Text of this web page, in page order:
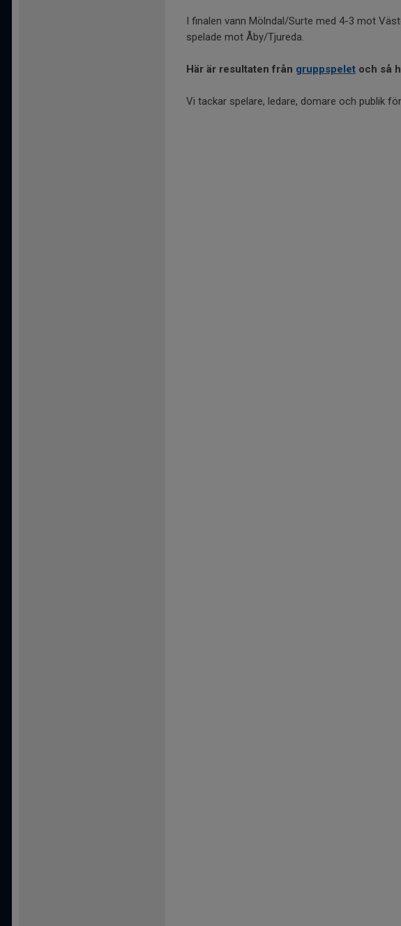
I finalen vann Mölndal/Surte med 4-3 mot
spelade mot Åby/Tjureda.
Här är resultaten från gruppspelet och så
Vi tackar spelare, ledare, domare och publik